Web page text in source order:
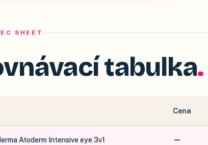
SHEET
tabulka
Cena
Atoderm Intensive eye 3v1 —